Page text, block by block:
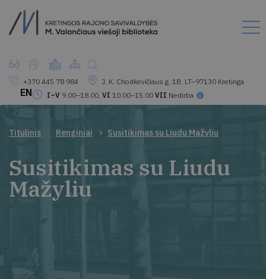
+370 445 78 984
J. K. Chodkevičiaus g. 1B, LT–97130 Kretinga
I–V 9.00–18.00, VI 10.00–15.00 VII Nedirba
EN
Titulinis Renginiai Susitikimas su Liudu Mažyliu
Susitikimas su Liudu
Mažyliu